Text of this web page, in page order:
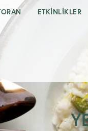
ETKINLIKLER